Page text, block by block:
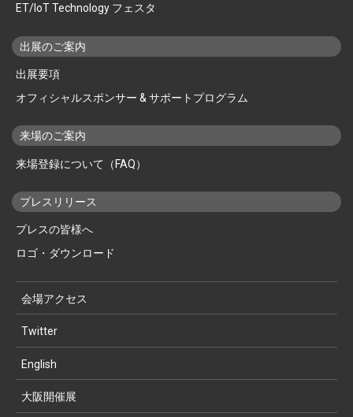
ET/IoT Technology フェスタ
出展のご案内
出展要項
オフィシャルスポンサー & サポートプログラム
来場のご案内
来場登録について（FAQ）
プレスリリース
プレスの皆様へ
ロゴ・ダウンロード
会場アクセス
Twitter
English
大阪開催展